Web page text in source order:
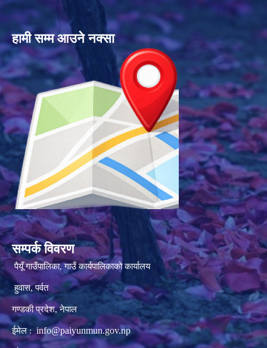
हामी सम्म आउने नक्सा
सम्पर्क विवरण
पैयूँ गाउँपालिका, गाउँ कार्यपालिकाको कार्यालय
हुवास, पर्वत
गण्डकी प्रदेश, नेपाल
ईमेल : info@paiyunmun.gov.np